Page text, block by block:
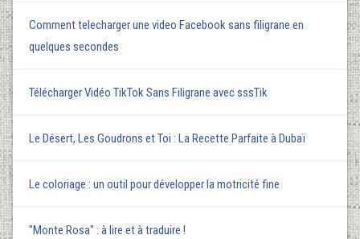
Comment telecharger une video Facebook sans filigrane en
quelques secondes
Télécharger Vidéo TikTok Sans Filigrane avec sssTik
Le Désert, Les Goudrons et Toi : La Recette Parfaite à Dubaï
Le coloriage : un outil pour développer la motricité fine
"Monte Rosa" : à lire et à traduire !